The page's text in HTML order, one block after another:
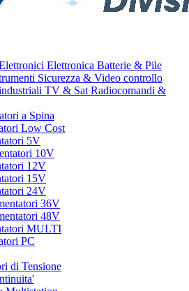
Elettronica Batterie & Pile
Sicurezza & Video controllo
TV & Sat Radiocomandi &
a Spina
Low Cost
5V
10V
12V
15V
24V
36V
48V
MULTI
PC
di Tensione